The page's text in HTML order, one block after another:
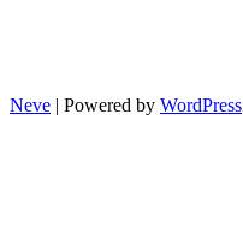
Neve | Powered by WordPress